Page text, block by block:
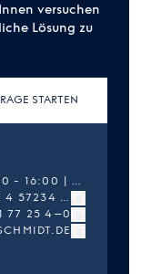
versuchen
Lösung zu
STARTEN
MO-DO: 7:00 - 16:00 | FR: 7:00 - 14:30
DUISBURGER STRASSE 4 57234 WILNSDORF
77 25 4–0